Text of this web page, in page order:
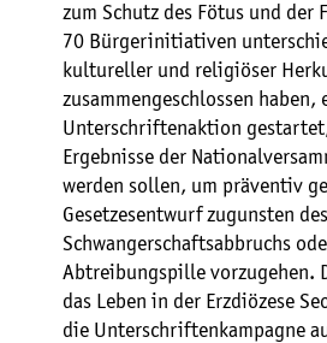
zum Schutz des Fötus und der
70 Bürgerinitiativen
kultureller und religiöser
zusammengeschlossen haben,
Unterschriftenaktion
Ergebnisse der
werden sollen, um präventiv
Gesetzesentwurf zugunsten des
Schwangerschaftsabbruchs
Abtreibungspille vorzugehen.
das Leben in der Erzdiözese
die Unterschriftenkampagne